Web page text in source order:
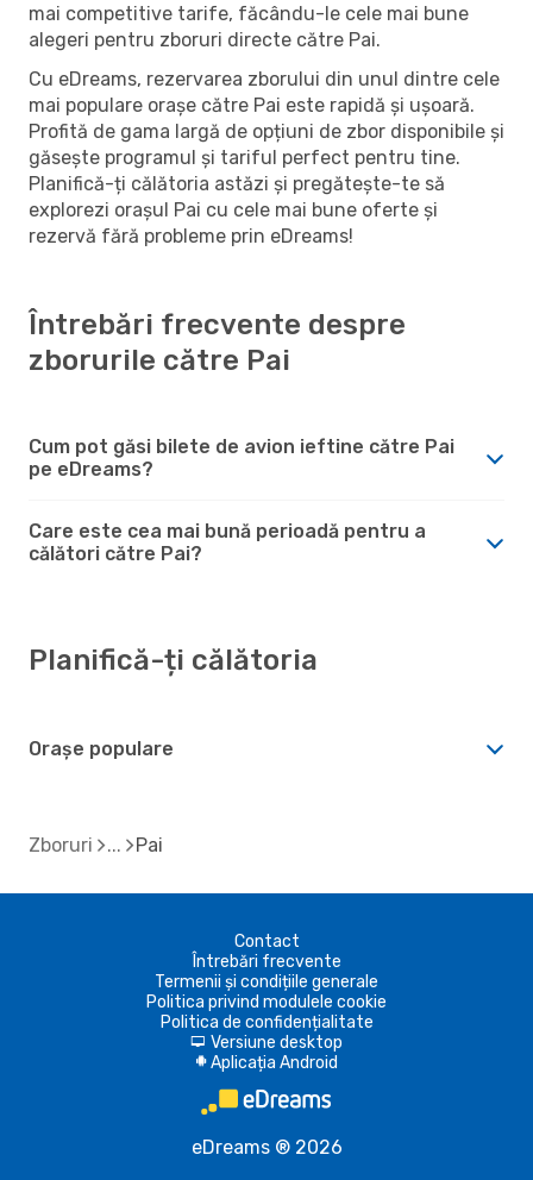
mai competitive tarife, făcându-le cele mai bune
alegeri pentru zboruri directe către Pai.
Cu eDreams, rezervarea zborului din unul dintre cele
mai populare orașe către Pai este rapidă și ușoară.
Profită de gama largă de opțiuni de zbor disponibile și
găsește programul și tariful perfect pentru tine.
Planifică-ți călătoria astăzi și pregătește-te să
explorezi orașul Pai cu cele mai bune oferte și
rezervă fără probleme prin eDreams!
Întrebări frecvente despre
zborurile către Pai
Cum pot găsi bilete de avion ieftine către Pai
pe eDreams?
Care este cea mai bună perioadă pentru a
călători către Pai?
Planifică-ți călătoria
Orașe populare
Zboruri Pai
Contact
Întrebări frecvente
Termenii și condițiile generale
Politica privind modulele cookie
Politica de confidențialitate
d Versiune desktop
A Aplicația Android
eDreams ® 2026